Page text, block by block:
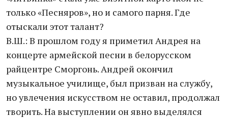
только «Песняров», но и самого парня. Где
отыскали этот талант?
В.Ш.: В прошлом году я приметил Андрея на
концерте армейской песни в белорусском
райцентре Сморгонь. Андрей окончил
музыкальное училище, был призван на службу,
но увлечения искусством не оставил, продолжал
творить. На выступлении он явно выделялся